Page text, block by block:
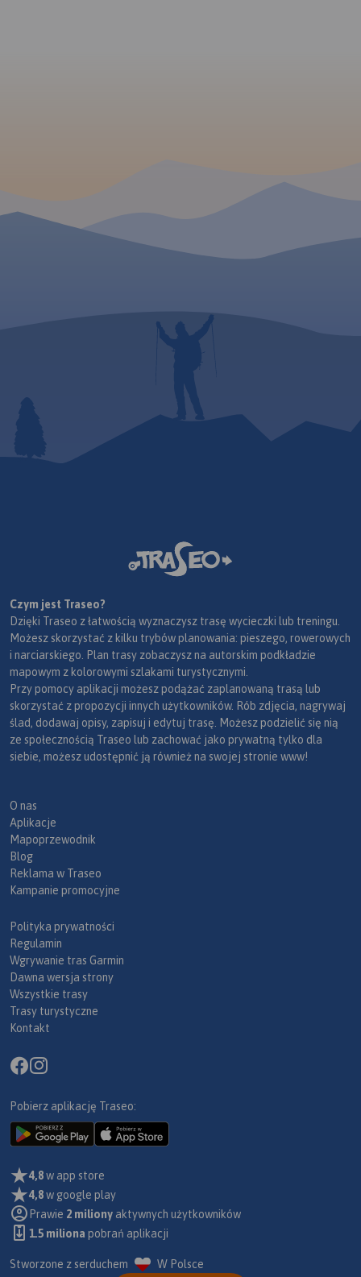
Czym jest Traseo?
Dzięki Traseo z łatwością wyznaczysz trasę wycieczki lub treningu.
Możesz skorzystać z kilku trybów planowania: pieszego, rowerowych
i narciarskiego. Plan trasy zobaczysz na autorskim podkładzie
mapowym z kolorowymi szlakami turystycznymi.
Przy pomocy aplikacji możesz podążać zaplanowaną trasą lub
skorzystać z propozycji innych użytkowników. Rób zdjęcia, nagrywaj
ślad, dodawaj opisy, zapisuj i edytuj trasę. Możesz podzielić się nią
ze społecznością Traseo lub zachować jako prywatną tylko dla
siebie, możesz udostępnić ją również na swojej stronie www!
O nas
Aplikacje
Mapoprzewodnik
Blog
Reklama w Traseo
Kampanie promocyjne
Polityka prywatności
Regulamin
Wgrywanie tras Garmin
Dawna wersja strony
Wszystkie trasy
Trasy turystyczne
Kontakt
Pobierz aplikację Traseo:
4,8w app store
4,8w google play
Prawie 2 miliony aktywnych użytkowników
1.5 miliona pobrań aplikacji
Stworzone z serduchem W Polsce